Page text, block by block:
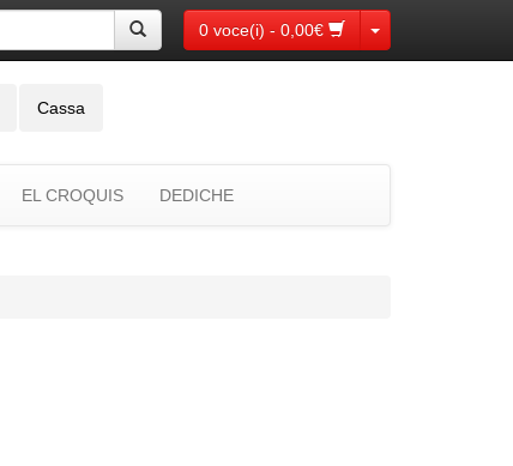
0 voce(i) - 0,00€ Toggle Dropdown
Cassa
EL CROQUIS DEDICHE